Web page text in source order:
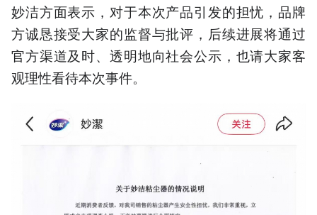
妙洁方面表示，对于本次产品引发的担忧，品牌
方诚恳接受大家的监督与批评，后续进展将通过
官方渠道及时、透明地向社会公示，也请大家客
观理性看待本次事件。